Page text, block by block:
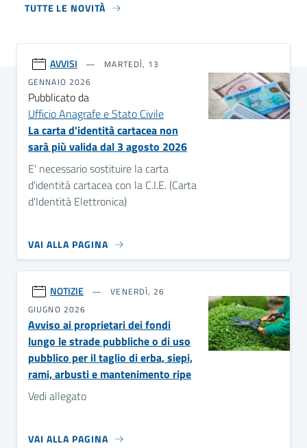
TUTTE LE NOVITÀ
AVVISI
MARTEDÌ, 13
GENNAIO 2026
Pubblicato da
Ufficio Anagrafe e Stato Civile
La carta d'identità cartacea non
sarà più valida dal 3 agosto 2026
E' necessario sostituire la carta
d'identità cartacea con la C.I.E. (Carta
d'Identità Elettronica)
VAI ALLA PAGINA
NOTIZIE
VENERDÌ, 26
GIUGNO 2026
Avviso ai proprietari dei fondi
lungo le strade pubbliche o di uso
pubblico per il taglio di erba, siepi,
rami, arbusti e mantenimento ripe
Vedi allegato
VAI ALLA PAGINA